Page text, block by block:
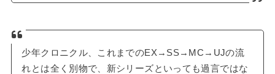
少年クロニクル、これまでのEX→SS→MC→UJの流
れとは全く別物で、新シリーズといっても過言ではな